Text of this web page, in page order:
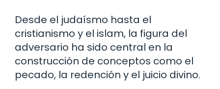
Desde el judaísmo hasta el
cristianismo y el islam, la figura del
adversario ha sido central en la
construcción de conceptos como el
pecado, la redención y el juicio divino.